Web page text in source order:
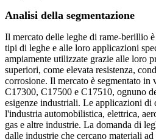
Analisi della segmentazione
Il mercato delle leghe di rame-berillio
tipi di leghe e alle loro applicazioni
ampiamente utilizzate grazie alle loro
superiori, come elevata resistenza,
corrosione. Il mercato è segmentato in
C17300, C17500 e C17510, ognuno
esigenze industriali. Le applicazioni di
l'industria automobilistica, elettrica,
gas e altre industrie. La domanda di
dalle industrie che cercano materiali